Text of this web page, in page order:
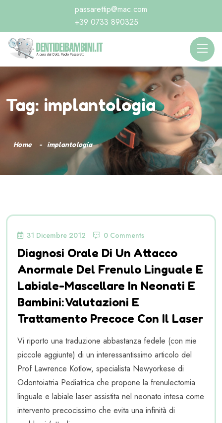
passarettip@mac.com
+39 0733 890325
Tag: implantologia
Home implantologia
31 Dicembre 2012 0 Comments
Diagnosi Orale Di Un Attacco
Anormale Del Frenulo Linguale E
Labiale-Mascellare In Neonati E
Bambini: Valutazioni E
Trattamento Precoce Con Il Laser
Vi riporto una traduzione abbastanza fedele (con mie
piccole aggiunte) di un interessantissimo articolo del
Prof Lawrence Kotlow, specialista Newyorkese di
Odontoiatria Pediatrica che propone la frenulectomia
linguale e labiale laser assistita nel neonato intesa come
intervento precocissimo che evita una infinità di